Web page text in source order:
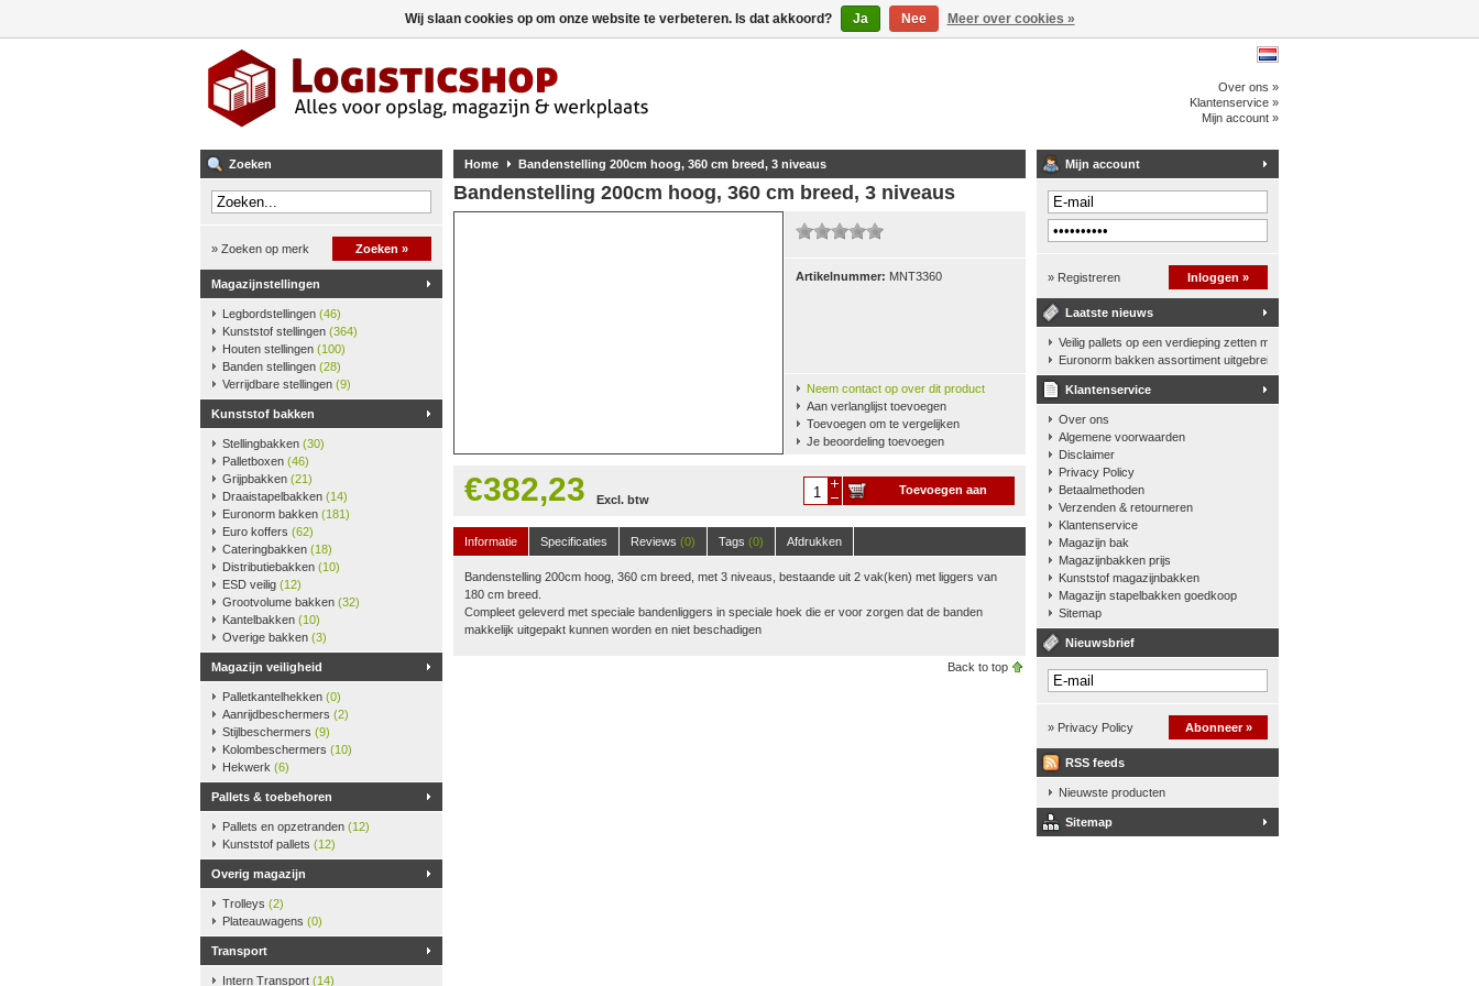
Over ons »
Klantenservice »
Mijn account »
Zoeken
» Zoeken op merk Zoeken »
Magazijnstellingen
Legbordstellingen (46)
Kunststof stellingen (364)
Houten stellingen (100)
Banden stellingen (28)
Verrijdbare stellingen (9)
Kunststof bakken
Stellingbakken (30)
Palletboxen (46)
Grijpbakken (21)
Draaistapelbakken (14)
Euronorm bakken (181)
Euro koffers (62)
Cateringbakken (18)
Distributiebakken (10)
ESD veilig (12)
Grootvolume bakken (32)
Kantelbakken (10)
Overige bakken (3)
Magazijn veiligheid
Palletkantelhekken (0)
Aanrijdbeschermers (2)
Stijlbeschermers (9)
Kolombeschermers (10)
Hekwerk (6)
Pallets & toebehoren
Pallets en opzetranden (12)
Kunststof pallets (12)
Overig magazijn
Trolleys (2)
Plateauwagens (0)
Transport
Intern Transport (14)
Home Bandenstelling 200cm hoog, 360 cm breed, 3 niveaus
Bandenstelling 200cm hoog, 360 cm breed, 3 niveaus
Artikelnummer: MNT3360
Neem contact op over dit product
Aan verlanglijst toevoegen
Toevoegen om te vergelijken
Je beoordeling toevoegen
€382,23 Excl. btw
Toevoegen aan
Informatie
Specificaties Reviews (0) Tags (0) Afdrukken
Bandenstelling 200cm hoog, 360 cm breed, met 3 niveaus, bestaande uit 2 vak(ken) met liggers van
180 cm breed.
Compleet geleverd met speciale bandenliggers in speciale hoek die er voor zorgen dat de banden
makkelijk uitgepakt kunnen worden en niet beschadigen
Back to top
Mijn account
» Registreren Inloggen »
Laatste nieuws
Veilig pallets op een verdieping zetten met een palletkantelhek
Euronorm bakken assortiment uitgebreid
Klantenservice
Over ons
Algemene voorwaarden
Disclaimer
Privacy Policy
Betaalmethoden
Verzenden & retourneren
Klantenservice
Magazijn bak
Magazijnbakken prijs
Kunststof magazijnbakken
Magazijn stapelbakken goedkoop
Sitemap
Nieuwsbrief
» Privacy Policy Abonneer »
RSS feeds
Nieuwste producten
Sitemap
Wij slaan cookies op om onze website te verbeteren. Is dat akkoord? Ja Nee Meer over cookies »